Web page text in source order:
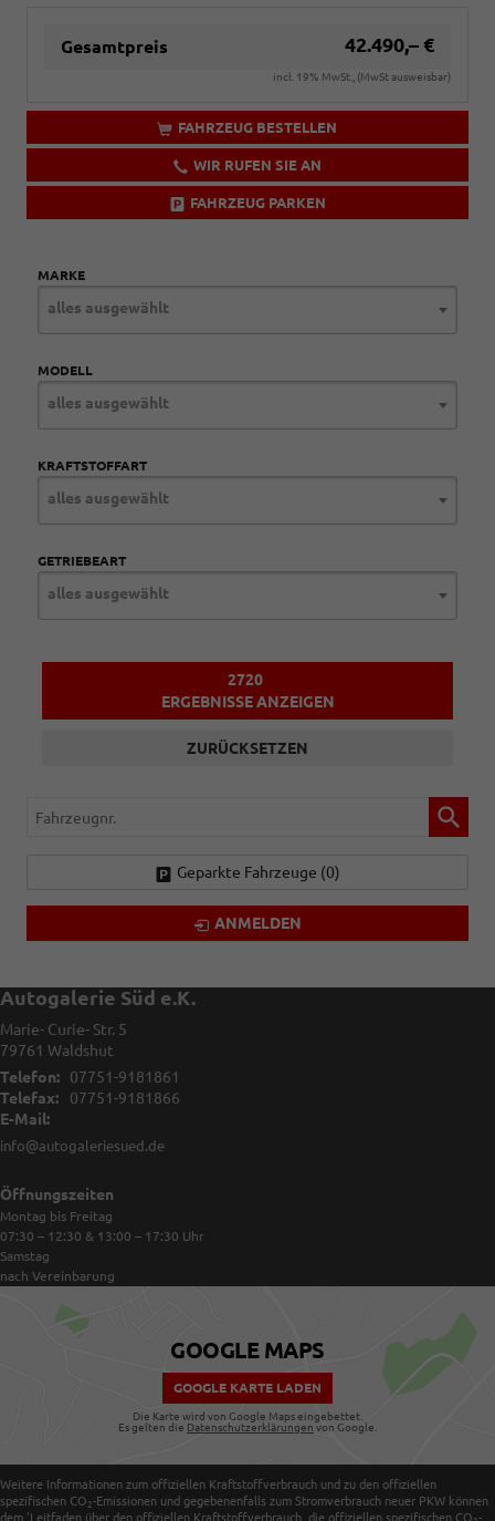
Gesamtpreis 42.490,– €
incl. 19% MwSt., (MwSt ausweisbar)
FAHRZEUG BESTELLEN
WIR RUFEN SIE AN
FAHRZEUG PARKEN
MARKE
alles ausgewählt
MODELL
alles ausgewählt
KRAFTSTOFFART
alles ausgewählt
GETRIEBEART
alles ausgewählt
2720
ERGEBNISSE ANZEIGEN
ZURÜCKSETZEN
Fahrzeugnr.
Geparkte Fahrzeuge (0)
ANMELDEN
Autogalerie Süd e.K.
Marie- Curie- Str. 5
79761 Waldshut
Telefon:
07751-9181861
Telefax:
07751-9181866
E-Mail:
info@autogaleriesued.de
Öffnungszeiten
Montag bis Freitag
07:30 – 12:30 & 13:00 – 17:30 Uhr
Samstag
nach Vereinbarung
GOOGLE MAPS
GOOGLE KARTE LADEN
Die Karte wird von Google Maps eingebettet.
Es gelten die Datenschutzerklärungen von Google.
Weitere Informationen zum offiziellen Kraftstoffverbrauch und zu den offiziellen
spezifischen CO 2-Emissionen und gegebenenfalls zum Stromverbrauch neuer PKW können
dem 'Leitfaden über den offiziellen Kraftstoffverbrauch, die offiziellen spezifischen CO -